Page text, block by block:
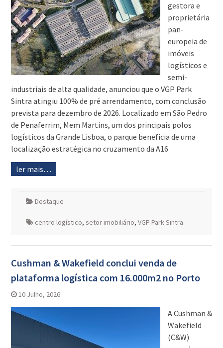
gestora e
proprietária
pan-
europeia de
imóveis
logísticos e
semi-
industriais de alta qualidade, anunciou que o VGP Park
Sintra atingiu 100% de pré arrendamento, com conclusão
prevista para dezembro de 2026. Localizado em São Pedro
de Penaferrim, Mem Martins, um dos principais polos
logísticos da Grande Lisboa, o parque beneficia de uma
localização estratégica no cruzamento da A16
ler mais…
Destaque
centro logístico, setor imobiliário, VGP Park Sintra
Cushman & Wakefield conclui venda de
plataforma logística com 16.000m2 no Porto
10 Julho, 2026
A Cushman &
Wakefield
(C&W)